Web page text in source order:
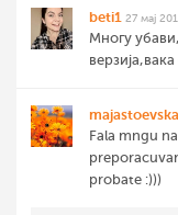
beti1 27 мај
Многу
majastoevska
Fala mngu
probate :)))